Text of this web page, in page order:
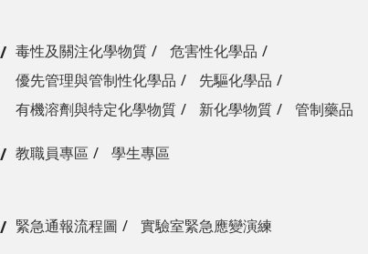
毒性及關注化學物質
危害性化學品
優先管理與管制性化學品
先驅化學品
有機溶劑與特定化學物質
新化學物質 管制藥品
教職員專區 學生專區
緊急通報流程圖 實驗室緊急應變演練